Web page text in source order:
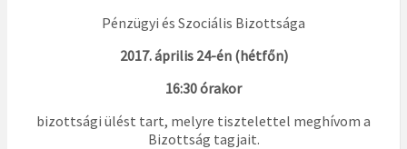
Pénzügyi és Szociális Bizottsága
2017. április 24-én (hétfőn)
16:30 órakor
bizottsági ülést tart, melyre tisztelettel meghívom a
Bizottság tagjait.